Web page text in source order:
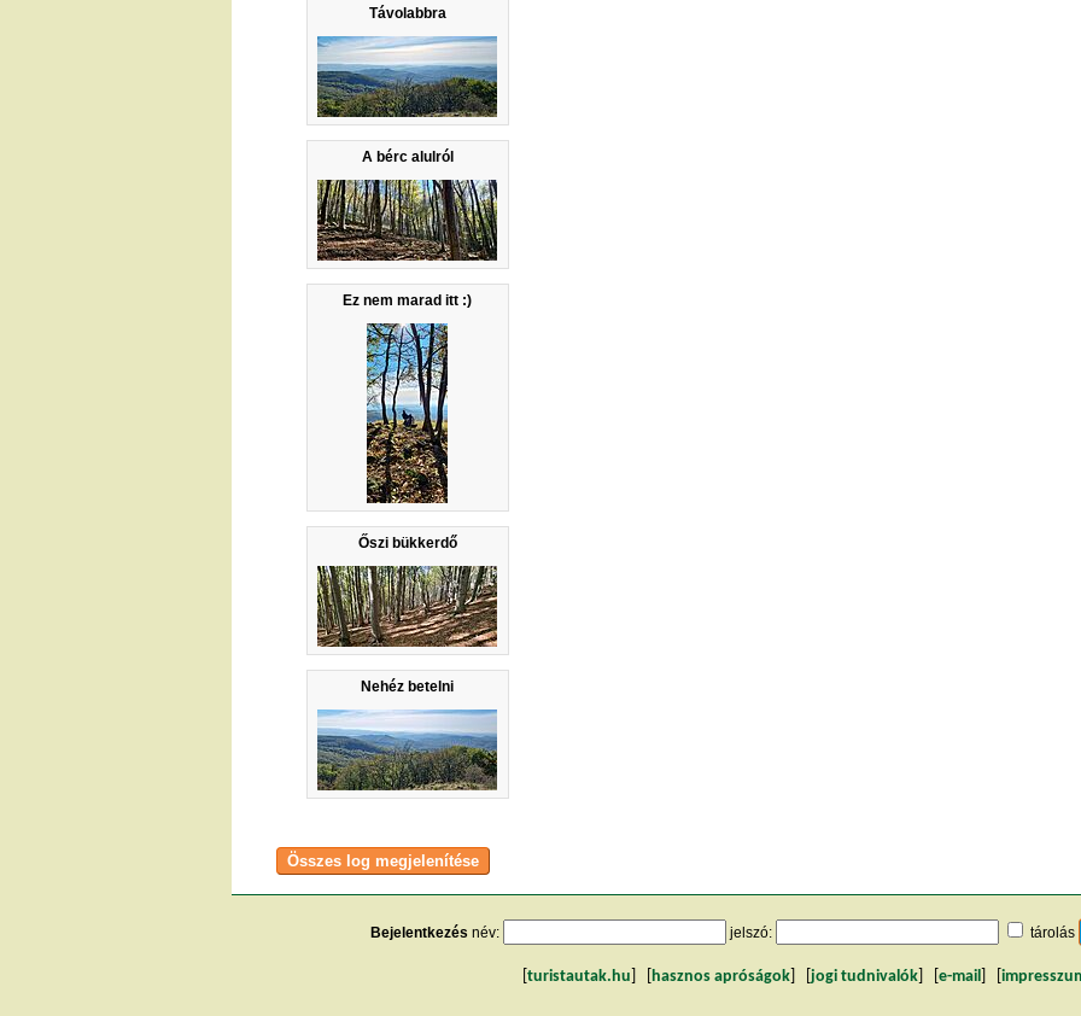
Távolabbra
A bérc alulról
Ez nem marad itt :)
Őszi bükkerdő
Nehéz betelni
Bejelentkezés név: jelszó: tárolás
turistautak.hu hasznos apróságok jogi tudnivalók e-mail